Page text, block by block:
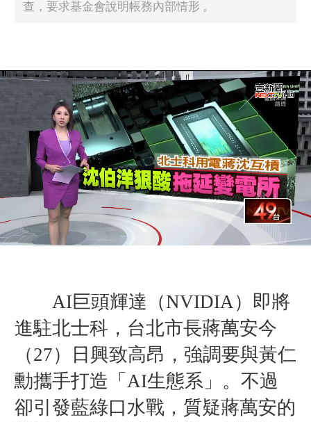
查，要求基金會說明帳務內部情形 。
AI巨頭輝達（NVIDIA）即將
進駐北士科，台北市長蔣萬安今
（27）日興致高昂，強調要與黃仁
勳攜手打造「AI生態系」。不過
卻引發藍綠口水戰，質疑蔣萬安的